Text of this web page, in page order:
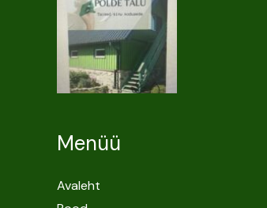
Menüü
Avaleht